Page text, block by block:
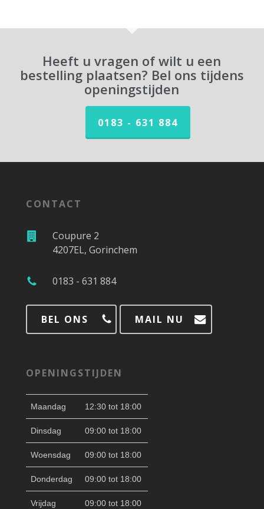
Heeft u vragen of wilt u een
bestelling plaatsen? Bel ons tijdens
openingstijden
0183 - 631 884
CONTACT
Coupure 2
4207EL, Gorinchem
0183 - 631 884
BEL ONS MAIL NU
OPENINGSTIJDEN
Maandag 12:30 tot 18:00
Dinsdag 09:00 tot 18:00
Woensdag 09:00 tot 18:00
Donderdag 09:00 tot 18:00
Vrijdag 09:00 tot 18:00